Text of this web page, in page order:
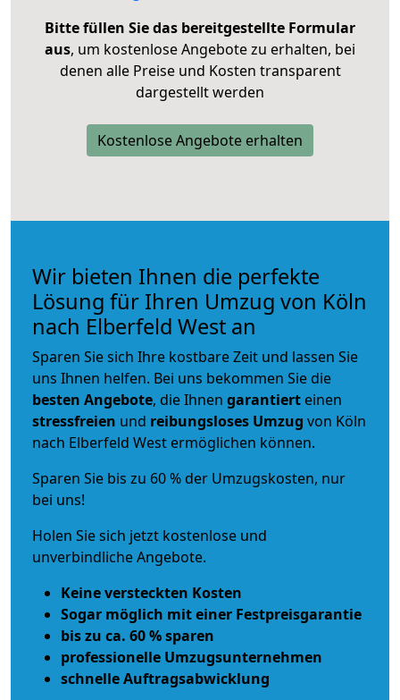
Bitte füllen Sie das bereitgestellte Formular
aus, um kostenlose Angebote zu erhalten, bei
denen alle Preise und Kosten transparent
dargestellt werden
Kostenlose Angebote erhalten
Wir bieten Ihnen die perfekte
Lösung für Ihren Umzug von Köln
nach Elberfeld West an
Sparen Sie sich Ihre kostbare Zeit und lassen Sie
uns Ihnen helfen. Bei uns bekommen Sie die
besten Angebote, die Ihnen garantiert einen
stressfreien und reibungsloses Umzug von Köln
nach Elberfeld West ermöglichen können.
Sparen Sie bis zu 60 % der Umzugskosten, nur
bei uns!
Holen Sie sich jetzt kostenlose und
unverbindliche Angebote.
Keine versteckten Kosten
Sogar möglich mit einer Festpreisgarantie
bis zu ca. 60 % sparen
professionelle Umzugsunternehmen
schnelle Auftragsabwicklung